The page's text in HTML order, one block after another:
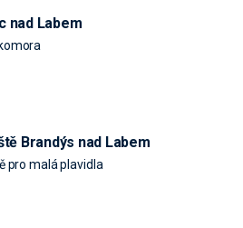
nad Labem
Brandýs nad Labem
pro malá plavidla